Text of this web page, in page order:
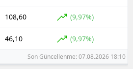
108,60 (9,97%)
46,10 (9,97%)
Son Güncellenme: 07.08.2026 18:10